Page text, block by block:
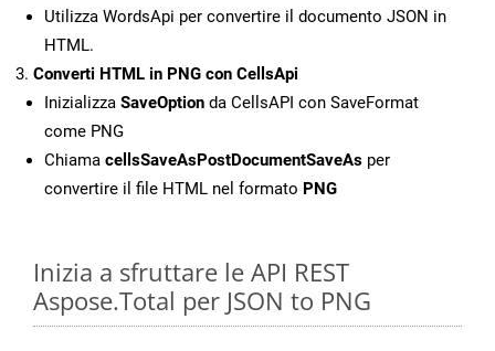
Utilizza WordsApi per convertire il documento JSON in
HTML.
Converti HTML in PNG con CellsApi
Inizializza SaveOption da CellsAPI con SaveFormat
come PNG
Chiama cellsSaveAsPostDocumentSaveAs per
convertire il file HTML nel formato PNG
Inizia a sfruttare le API REST
Aspose.Total per JSON to PNG